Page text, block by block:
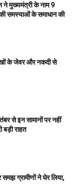
ने मुख्यमंत्री के नाम 9
की समस्याओं के समाधान की
के जेवर और नकदी से
से इन सामानों पर नहीं
बड़ी राहत
ग्रामीणों ने घेर लिया,